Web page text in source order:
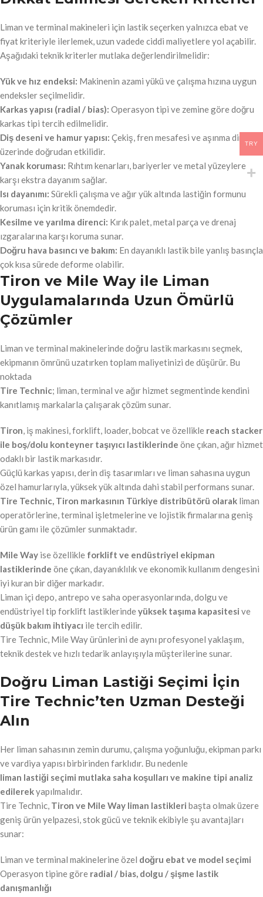
Liman ve terminal makineleri için lastik seçerken yalnızca ebat ve
fiyat kriteriyle ilerlemek, uzun vadede ciddi maliyetlere yol açabilir.
Aşağıdaki teknik kriterler mutlaka değerlendirilmelidir:
Yük ve hız endeksi: Makinenin azami yükü ve çalışma hızına uygun
endeksler seçilmelidir.
Karkas yapısı (radial / bias): Operasyon tipi ve zemine göre doğru
karkas tipi tercih edilmelidir.
Diş deseni ve hamur yapısı: Çekiş, fren mesafesi ve aşınma direnci
üzerinde doğrudan etkilidir.
Yanak koruması: Rıhtım kenarları, bariyerler ve metal yüzeylere
karşı ekstra dayanım sağlar.
Isı dayanımı: Sürekli çalışma ve ağır yük altında lastiğin formunu
koruması için kritik önemdedir.
Kesilme ve yarılma direnci: Kırık palet, metal parça ve drenaj
ızgaralarına karşı koruma sunar.
Doğru hava basıncı ve bakım: En dayanıklı lastik bile yanlış basınçla
çok kısa sürede deforme olabilir.
Tiron ve Mile Way ile Liman
Uygulamalarında Uzun Ömürlü
Çözümler
Liman ve terminal makinelerinde doğru lastik markasını seçmek,
ekipmanın ömrünü uzatırken toplam maliyetinizi de düşürür. Bu
noktada
Tire Technic; liman, terminal ve ağır hizmet segmentinde kendini
kanıtlamış markalarla çalışarak çözüm sunar.
Tiron, iş makinesi, forklift, loader, bobcat ve özellikle reach stacker
ile boş/dolu konteyner taşıyıcı lastiklerinde öne çıkan, ağır hizmet
odaklı bir lastik markasıdır.
Güçlü karkas yapısı, derin diş tasarımları ve liman sahasına uygun
özel hamurlarıyla, yüksek yük altında dahi stabil performans sunar.
Tire Technic, Tiron markasının Türkiye distribütörü olarak liman
operatörlerine, terminal işletmelerine ve lojistik firmalarına geniş
ürün gamı ile çözümler sunmaktadır.
Mile Way ise özellikle forklift ve endüstriyel ekipman
lastiklerinde öne çıkan, dayanıklılık ve ekonomik kullanım dengesini
iyi kuran bir diğer markadır.
Liman içi depo, antrepo ve saha operasyonlarında, dolgu ve
endüstriyel tip forklift lastiklerindeyüksek taşıma kapasitesi ve
düşük bakım ihtiyacı ile tercih edilir.
Tire Technic, Mile Way ürünlerini de aynı profesyonel yaklaşım,
teknik destek ve hızlı tedarik anlayışıyla müşterilerine sunar.
Doğru Liman Lastiği Seçimi İçin
Tire Technic’ten Uzman Desteği
Alın
Her liman sahasının zemin durumu, çalışma yoğunluğu, ekipman parkı
ve vardiya yapısı birbirinden farklıdır. Bu nedenle
liman lastiği seçimi mutlaka saha koşulları ve makine tipi analiz
edilerekyapılmalıdır.
Tire Technic, Tiron ve Mile Way liman lastikleri başta olmak üzere
geniş ürün yelpazesi, stok gücü ve teknik ekibiyle şu avantajları
sunar:
Liman ve terminal makinelerine özel doğru ebat ve model seçimi
Operasyon tipine göre radial / bias, dolgu / şişme lastik
danışmanlığı
TRY